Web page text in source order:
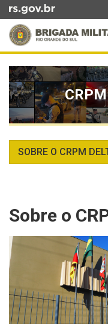
para
conteúdo
para
menu
busca
do
conteúdo
SOBRE O CRPM
Sobre o